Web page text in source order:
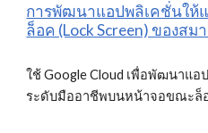
การพัฒนาแอปพลิเคชั่นให้
ล็อค (Lock Screen) ของส
ใช้ Google Cloud เพื่อพัฒนาแ
ระดับมืออาชีพบนหน้าจอขณะล็